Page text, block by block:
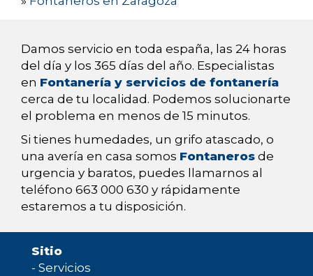
Damos servicio en toda españa, las 24 horas
del día y los 365 días del año. Especialistas
en Fontanería y servicios de fontanería
cerca de tu localidad. Podemos solucionarte
el problema en menos de 15 minutos.
Si tienes humedades, un grifo atascado, o
una avería en casa somos Fontaneros de
urgencia y baratos, puedes llamarnos al
teléfono 663 000 630 y rápidamente
estaremos a tu disposición.
Sitio
- Servicios